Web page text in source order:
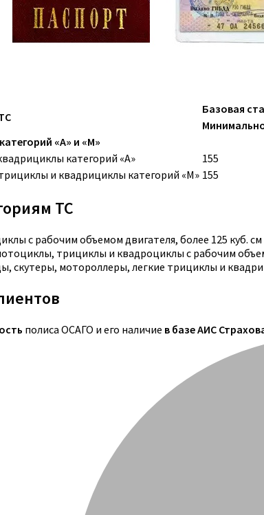
Базовая
«A» и «M»
категорий «A»
155
и квадрициклы категорий «M» 155
ТС
с рабочим объемом двигателя, более 125 куб.
трициклы и квадроциклы с рабочим
скутеры, мотороллеры, легкие трициклы и
полиса ОСАГО и его наличие в базе АИС